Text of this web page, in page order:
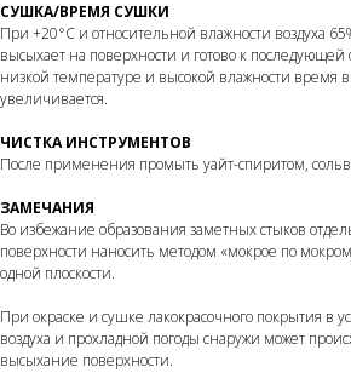
СУШКА/ВРЕМЯ СУШКИ
При +20°C и относительной влажности воздуха
высыхает на поверхности и готово к
низкой температуре и высокой влажности время
увеличивается.
ЧИСТКА ИНСТРУМЕНТОВ
После применения промыть уайт-спиритом,
ЗАМЕЧАНИЯ
Во избежание образования заметных стыков
поверхности наносить методом «мокрое по
одной плоскости.
При окраске и сушке лакокрасочного покрытия в
воздуха и прохладной погоды снаружи может
высыхание поверхности.